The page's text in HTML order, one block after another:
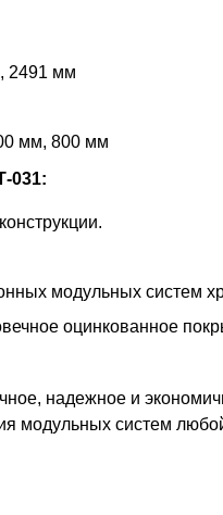
2491 мм
мм, 800 мм
031:
модульных систем
оцинкованное
надежное и
модульных систем